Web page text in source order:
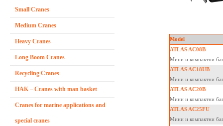
Small Cranes
Medium Cranes
Heavy Cranes
Long Boom Cranes
Recycling Cranes
HAK – Cranes with man basket
Cranes for marine applications and
special cranes
Model
ATLAS AC08B
Мини и компактни
ATLAS AC18UB
Мини и компактни
ATLAS AC20B
Мини и компактни
ATLAS AC25FU
Мини и компактни